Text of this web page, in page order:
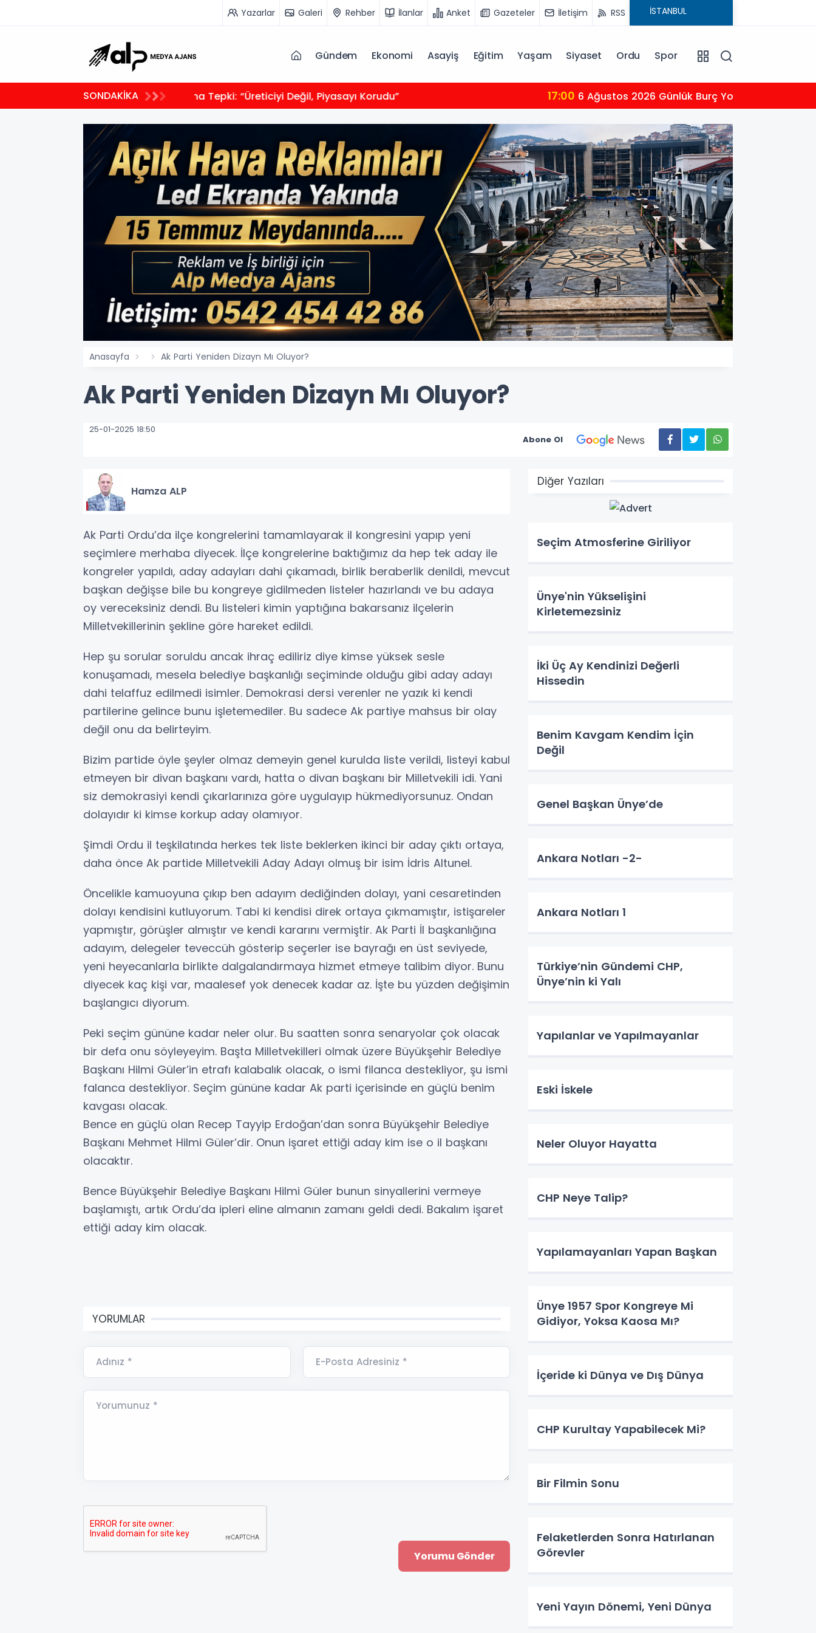
Yazarlar Galeri Rehber İlanlar Anket Gazeteler İletişim RSS
Gündem Ekonomi Asayiş Eğitim Yaşam Siyaset Ordu Spor
SONDAKİKA 17:00 6 Ağustos 2026 Günlük Burç Yorumları Neler Söylüyor?
Anasayfa Ak Parti Yeniden Dizayn Mı Oluyor?
Ak Parti Yeniden Dizayn Mı Oluyor?
25-01-2025 18:50
Abone Ol
Hamza ALP
Ak Parti Ordu’da ilçe kongrelerini tamamlayarak il kongresini yapıp yeni
seçimlere merhaba diyecek. İlçe kongrelerine baktığımız da hep tek aday ile
kongreler yapıldı, aday adayları dahi çıkamadı, birlik beraberlik denildi, mevcut
başkan değişse bile bu kongreye gidilmeden listeler hazırlandı ve bu adaya
oy vereceksiniz dendi. Bu listeleri kimin yaptığına bakarsanız ilçelerin
Milletvekillerinin şekline göre hareket edildi.
Hep şu sorular soruldu ancak ihraç ediliriz diye kimse yüksek sesle
konuşamadı, mesela belediye başkanlığı seçiminde olduğu gibi aday adayı
dahi telaffuz edilmedi isimler. Demokrasi dersi verenler ne yazık ki kendi
partilerine gelince bunu işletemediler. Bu sadece Ak partiye mahsus bir olay
değil onu da belirteyim.
Bizim partide öyle şeyler olmaz demeyin genel kurulda liste verildi, listeyi kabul
etmeyen bir divan başkanı vardı, hatta o divan başkanı bir Milletvekili idi. Yani
siz demokrasiyi kendi çıkarlarınıza göre uygulayıp hükmediyorsunuz. Ondan
dolayıdır ki kimse korkup aday olamıyor.
Şimdi Ordu il teşkilatında herkes tek liste beklerken ikinci bir aday çıktı ortaya,
daha önce Ak partide Milletvekili Aday Adayı olmuş bir isim İdris Altunel.
Öncelikle kamuoyuna çıkıp ben adayım dediğinden dolayı, yani cesaretinden
dolayı kendisini kutluyorum. Tabi ki kendisi direk ortaya çıkmamıştır, istişareler
yapmıştır, görüşler almıştır ve kendi kararını vermiştir. Ak Parti İl başkanlığına
adayım, delegeler teveccüh gösterip seçerler ise bayrağı en üst seviyede,
yeni heyecanlarla birlikte dalgalandırmaya hizmet etmeye talibim diyor. Bunu
diyecek kaç kişi var, maalesef yok denecek kadar az. İşte bu yüzden değişimin
başlangıcı diyorum.
Peki seçim gününe kadar neler olur. Bu saatten sonra senaryolar çok olacak
bir defa onu söyleyeyim. Başta Milletvekilleri olmak üzere Büyükşehir Belediye
Başkanı Hilmi Güler’in etrafı kalabalık olacak, o ismi filanca destekliyor, şu ismi
falanca destekliyor. Seçim gününe kadar Ak parti içerisinde en güçlü benim
kavgası olacak.
Bence en güçlü olan Recep Tayyip Erdoğan’dan sonra Büyükşehir Belediye
Başkanı Mehmet Hilmi Güler’dir. Onun işaret ettiği aday kim ise o il başkanı
olacaktır.
Bence Büyükşehir Belediye Başkanı Hilmi Güler bunun sinyallerini vermeye
başlamıştı, artık Ordu’da ipleri eline almanın zamanı geldi dedi. Bakalım işaret
ettiği aday kim olacak.
YORUMLAR
Adınız * E-Posta Adresiniz *
Yorumunuz *
Diğer Yazıları
Seçim Atmosferine Giriliyor
Ünye'nin Yükselişini
Kirletemezsiniz
İki Üç Ay Kendinizi Değerli
Hissedin
Benim Kavgam Kendim İçin
Değil
Genel Başkan Ünye’de
Ankara Notları -2-
Ankara Notları 1
Türkiye’nin Gündemi CHP,
Ünye’nin ki Yalı
Yapılanlar ve Yapılmayanlar
Eski İskele
Neler Oluyor Hayatta
CHP Neye Talip?
Yapılamayanları Yapan Başkan
Ünye 1957 Spor Kongreye Mi
Gidiyor, Yoksa Kaosa Mı?
İçeride ki Dünya ve Dış Dünya
CHP Kurultay Yapabilecek Mi?
Bir Filmin Sonu
Felaketlerden Sonra Hatırlanan
Görevler
Yeni Yayın Dönemi, Yeni Dünya